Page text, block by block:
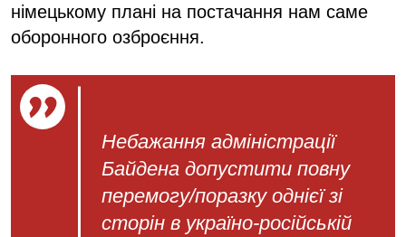
німецькому плані на постачання нам саме
оборонного озброєння.
Небажання адміністрації
Байдена допустити повну
перемогу/поразку однієї зі
сторін в україно-російській